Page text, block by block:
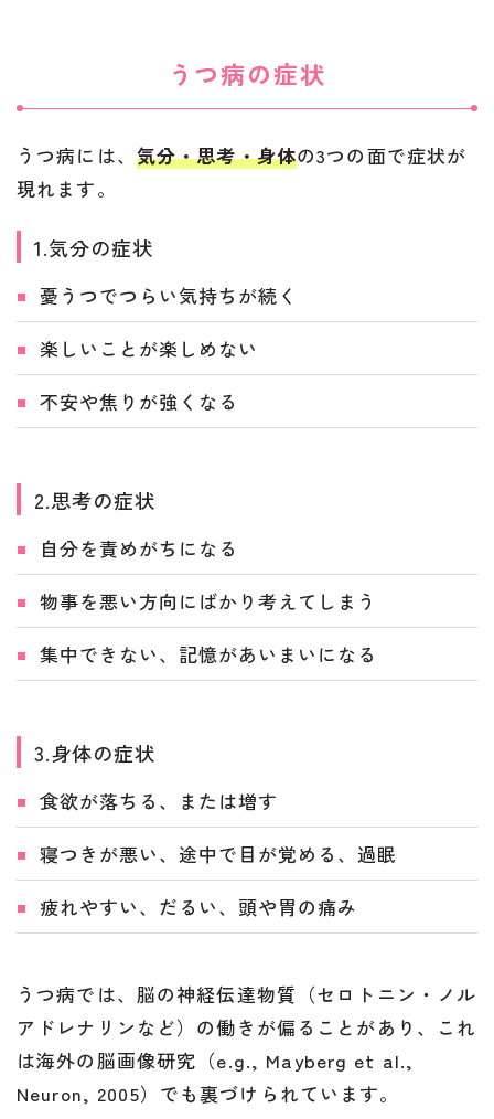
うつ病の症状
うつ病には、 気分・思考・身体の3つの面で症状が
現れます。
1.気分の症状
憂うつでつらい気持ちが続く
楽しいことが楽しめない
不安や焦りが強くなる
2.思考の症状
自分を責めがちになる
物事を悪い方向にばかり考えてしまう
集中できない、記憶があいまいになる
3.身体の症状
食欲が落ちる、または増す
寝つきが悪い、途中で目が覚める、過眠
疲れやすい、だるい、頭や胃の痛み
うつ病では、脳の神経伝達物質（セロトニン・ノル
アドレナリンなど）の働きが偏ることがあり、これ
は海外の脳画像研究（e.g., Mayberg et al.,
Neuron, 2005）でも裏づけられています。